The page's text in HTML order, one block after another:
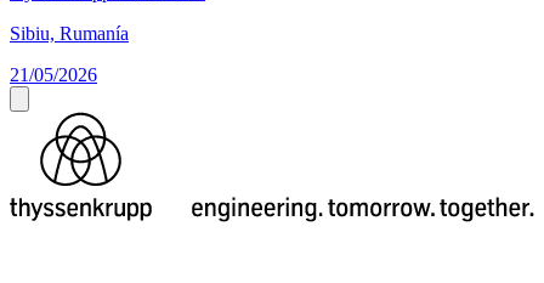
Sibiu, Rumanía
21/05/2026